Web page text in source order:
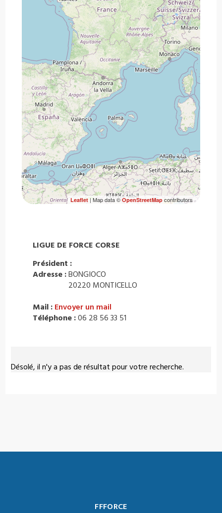
Désolé, il n'y a pas de résultat pour votre recherche.
Leaflet| Map data ©OpenStreetMapcontributors
LIGUE DE FORCE CORSE
Président :
Adresse :BONGIOCO
20220 MONTICELLO
Mail : Envoyer un mail
Téléphone :06 28 56 33 51
FFFORCE